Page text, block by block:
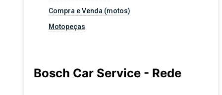
Compra e Venda (motos)
Motopeças
Bosch Car Service - Rede